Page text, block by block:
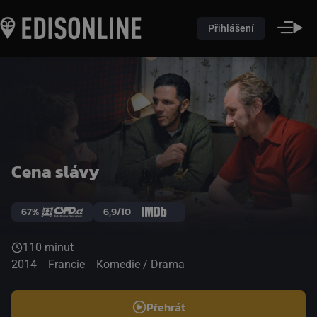
Přihlášení
Cena slávy
67% 6,9/10
110 minut
2014
Francie Komedie / Drama
Přehrát